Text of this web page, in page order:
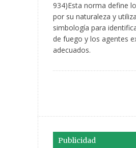
934)Esta norma define
por su naturaleza y
simbología para
de fuego y los agentes
adecuados.
Publicidad